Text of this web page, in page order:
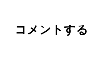
コメントする